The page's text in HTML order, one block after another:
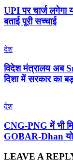
UPI पर चार्ज लगेगा
बताई पूरी सच्चाई
देश
विदेश मंत्रालय अब
दिशा में सरकार का
देश
CNG-PNG में भी
GOBAR-Dhan
LEAVE A